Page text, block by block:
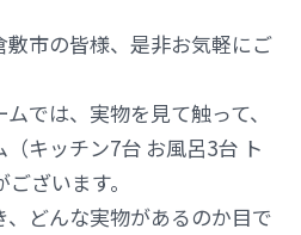
敷市の皆様、是非お気軽にご
では、実物を見て触って、
キッチン7台 お風呂3台 ト
ざいます。
どんな実物があるのか目で